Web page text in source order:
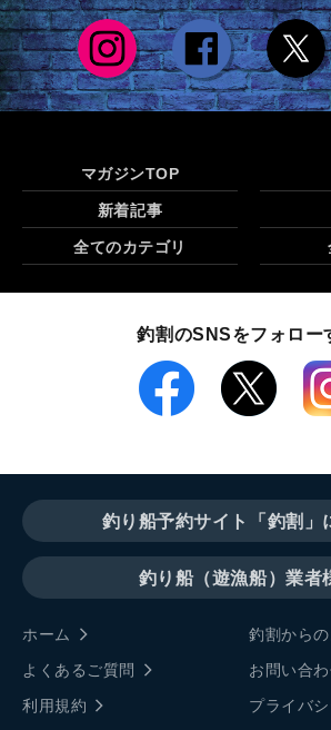
マガジンTOP
新着記事
全てのカテゴリ
釣割のSNSをフォロー
釣り船予約サイト「釣割」
釣り船（遊漁船）業者
ホーム
釣割から
よくあるご質問
お問い合
利用規約
プライバ